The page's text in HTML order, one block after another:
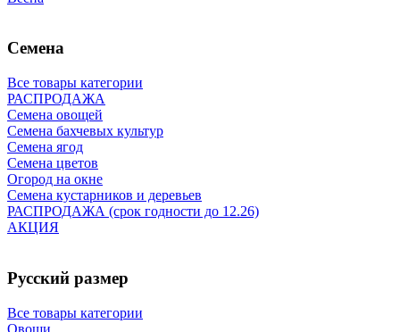
Семена
Все товары категории
РАСПРОДАЖА
Семена овощей
Семена бахчевых культур
Семена ягод
Семена цветов
Огород на окне
Семена кустарников и деревьев
РАСПРОДАЖА (срок годности до 12.26)
АКЦИЯ
Русский размер
Все товары категории
Овощи